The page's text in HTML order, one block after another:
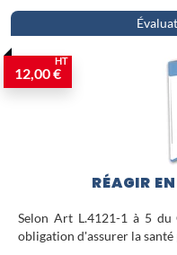
12,00 €
HT
RÉAGIR
Selon Art L.4121-1 à 5
obligation d'assurer la santé